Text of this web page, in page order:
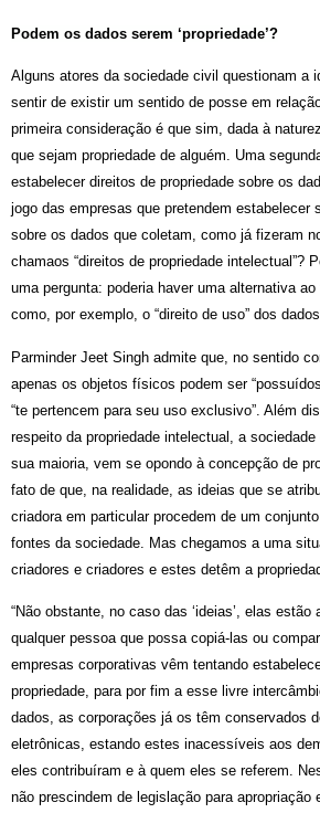
Podem os dados serem ‘propriedade’?
Alguns atores da sociedade civil questionam a
sentir de existir um sentido de posse em
primeira consideração é que sim, dada à
que sejam propriedade de alguém. Uma
estabelecer direitos de propriedade sobre os
jogo das empresas que pretendem estabelecer
sobre os dados que coletam, como já fizeram
chamaos “direitos de propriedade intelectual”?
uma pergunta: poderia haver uma alternativa ao
como, por exemplo, o “direito de uso” dos
Parminder Jeet Singh admite que, no sentido
apenas os objetos físicos podem ser
“te pertencem para seu uso exclusivo”. Além
respeito da propriedade intelectual, a
sua maioria, vem se opondo à concepção de
fato de que, na realidade, as ideias que se
criadora em particular procedem de um
fontes da sociedade. Mas chegamos a uma
criadores e criadores e estes detêm a
“Não obstante, no caso das ‘ideias’, elas estão
qualquer pessoa que possa copiá-las ou
empresas corporativas vêm tentando
propriedade, para por fim a esse livre
dados, as corporações já os têm conservados
eletrônicas, estando estes inacessíveis aos
eles contribuíram e à quem eles se referem.
não prescindem de legislação para